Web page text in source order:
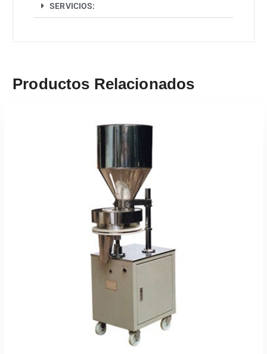
SERVICIOS:
Productos Relacionados